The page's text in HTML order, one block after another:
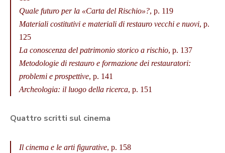
Quale futuro per la «Carta del Rischio»?, p. 119
Materiali costitutivi e materiali di restauro vecchi e nuovi, p.
125
La conoscenza del patrimonio storico a rischio, p. 137
Metodologie di restauro e formazione dei restauratori:
problemi e prospettive, p. 141
Archeologia: il luogo della ricerca, p. 151
Quattro scritti sul cinema
Il cinema e le arti figurative, p. 158